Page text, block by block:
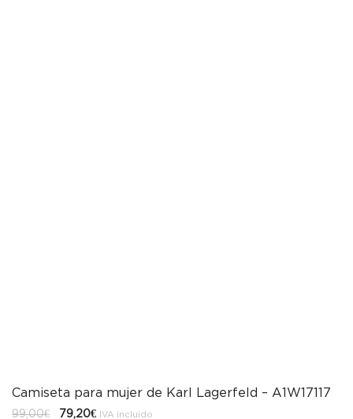
Camiseta para mujer de Karl Lagerfeld – A1W17117
99,00€
El79,20€ElIVA incluido